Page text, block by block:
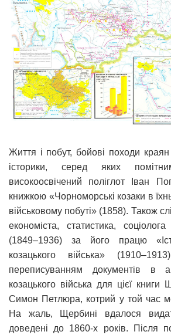
Життя і побут, бойові походи краян
історики, серед яких
високоосвічений поліглот Іван
книжкою «Чорноморські козаки в
військовому побуті» (1858). Також
економіста, статистика,
(1849–1936) за його працю
козацького війська»
переписуванням документів в
козацького війська для цієї книги
Симон Петлюра, котрий у той час
На жаль, Щербині вдалося
доведені до 1860-х років. Після